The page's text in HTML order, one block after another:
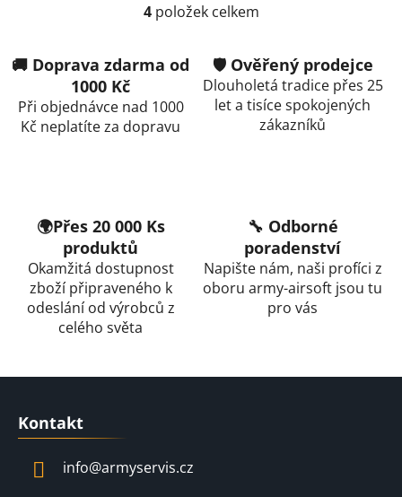
O
á
d
y
v
ý
u
4položek celkem
🚚 Doprava zdarma od
1000 Kč
Při objednávce nad 1000
Kč neplatíte za dopravu
🛡️ Ověřený prodejce
Dlouholetá tradice přes 25
let a tisíce spokojených
zákazníků
🌍Přes 20 000 Ks
produktů
Okamžitá dostupnost
zboží připraveného k
odeslání od výrobců z
celého světa
🔧 Odborné
poradenství
Napište nám, naši profíci z
oboru army-airsoft jsou tu
pro vás
Z
Kontakt
info@armyservis.cz